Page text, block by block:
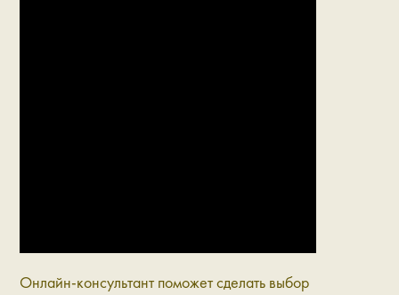
Онлайн-консультант поможет сделать выбор